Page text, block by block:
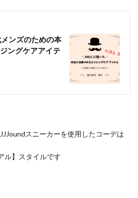
ンズのための本
ングケアアイテ
スニーカーを使用したコーデは
ル】スタイルです